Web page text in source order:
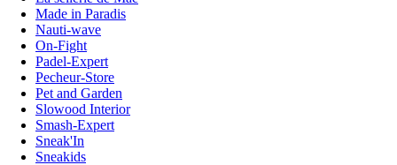
Made in Paradis
Nauti-wave
On-Fight
Padel-Expert
Pecheur-Store
Pet and Garden
Slowood Interior
Smash-Expert
Sneak'In
Sneakids